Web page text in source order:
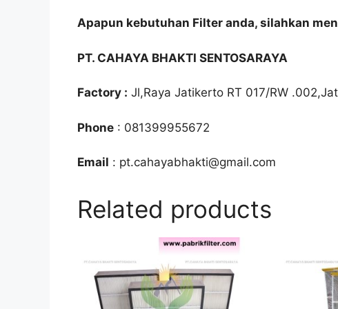
Apapun kebutuhan Filter anda, silahkan
PT. CAHAYA BHAKTI SENTOSARAYA
Factory : Jl,Raya Jatikerto RT 017/RW
Phone : 081399955672
Email : pt.cahayabhakti@gmail.com
Related products